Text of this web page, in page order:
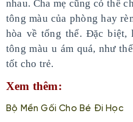
nhau. Cha mẹ cũng có thể
tông màu của phòng hay
hòa về tổng thể. Đặc biệt,
tông màu u ám quá, như
tốt cho trẻ.
Xem thêm:
Bộ Mền Gối Cho Bé Đi Học